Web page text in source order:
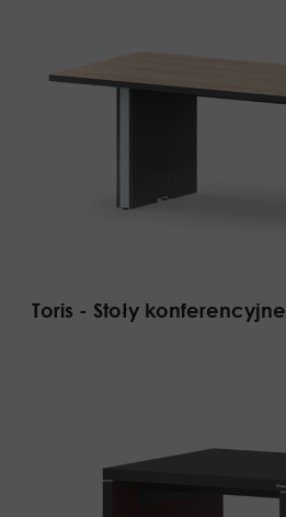
Toris - Stoły konferencyjne